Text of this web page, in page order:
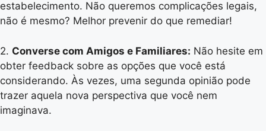
estabelecimento. Não queremos complicações legais,
não é mesmo? Melhor prevenir do que remediar!
2. Converse com Amigos e Familiares: Não hesite em
obter feedback sobre as opções que você está
considerando. Às vezes, uma segunda opinião pode
trazer aquela nova perspectiva que você nem
imaginava.